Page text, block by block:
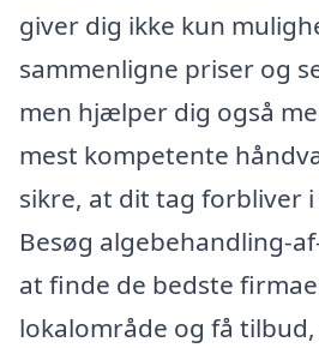
giver dig ikke kun
sammenligne priser og
men hjælper dig også
mest kompetente
sikre, at dit tag forbliver
Besøg algebehandling-
at finde de bedste
lokalområde og få